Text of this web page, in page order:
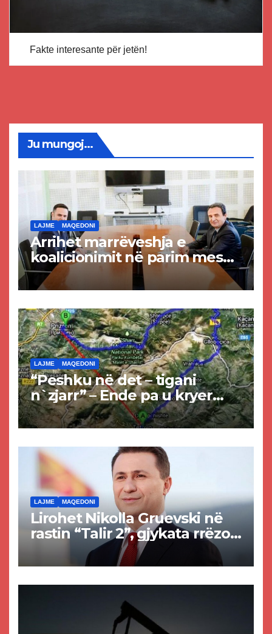
Fakte interesante për jetën!
Ju mungoj...
LAJME MAQEDONI
Arrihet marrëveshja e
koalicionimit në parim mes
Kurtit dhe Abdixhikut
LAJME MAQEDONI
“Peshku në det – tigani
n`zjarr” – Ende pa u kryer
projekti i tunelit, komuna e
Tetovës nis punimet për
LAJME MAQEDONI
Lirohet Nikolla Gruevski në
rastin “Talir 2”, gjykata rrëzon
akuzat për ndërtimin e
paligjshëm të selisë së